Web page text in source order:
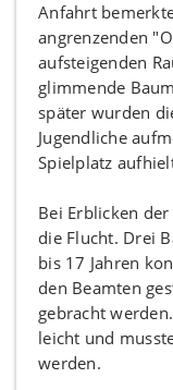
Anfahrt
angrenzenden
aufsteigenden
glimmende
später wurden
Jugendliche
Spielplatz
Bei Erblicken
die Flucht. Drei
bis 17 Jahren
den Beamten
gebracht
leicht und
werden.